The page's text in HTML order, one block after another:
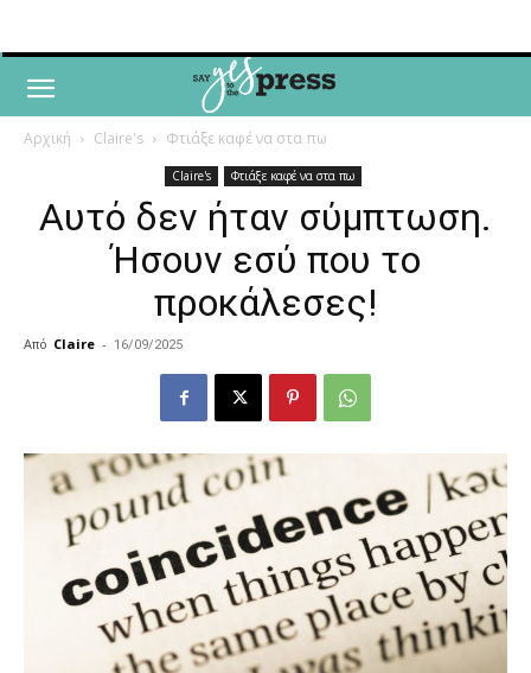
Αρχική Claire's Φτιάξε καφέ να στα πω
Claire's Φτιάξε καφέ να στα πω
Αυτό δεν ήταν σύμπτωση.
Ήσουν εσύ που το
προκάλεσες!
Από Claire - 16/09/2025